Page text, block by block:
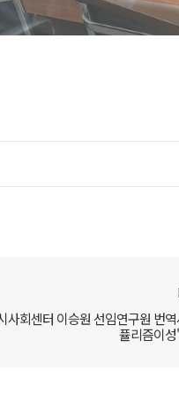
사회센터 이승원 선임연구원 번
퓰리즘이